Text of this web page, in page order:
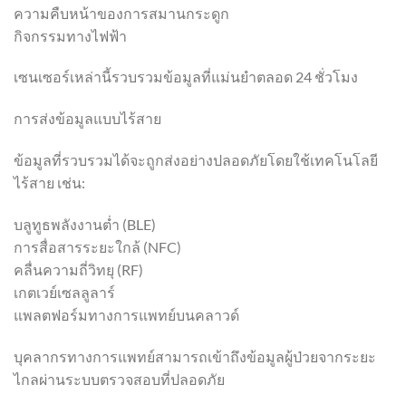
ความคืบหน้าของการสมานกระดูก
กิจกรรมทางไฟฟ้า
เซนเซอร์เหล่านี้รวบรวมข้อมูลที่แม่นยำตลอด 24 ชั่วโมง
การส่งข้อมูลแบบไร้สาย
ข้อมูลที่รวบรวมได้จะถูกส่งอย่างปลอดภัยโดยใช้เทคโนโลยี
ไร้สาย เช่น:
บลูทูธพลังงานต่ำ (BLE)
การสื่อสารระยะใกล้ (NFC)
คลื่นความถี่วิทยุ (RF)
เกตเวย์เซลลูลาร์
แพลตฟอร์มทางการแพทย์บนคลาวด์
บุคลากรทางการแพทย์สามารถเข้าถึงข้อมูลผู้ป่วยจากระยะ
ไกลผ่านระบบตรวจสอบที่ปลอดภัย